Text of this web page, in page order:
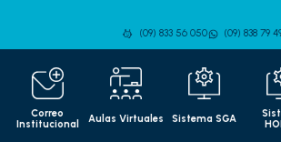
(09) 833 56 050 (09) 838 79
Correo
Institucional
Aulas Virtuales Sistema SGA